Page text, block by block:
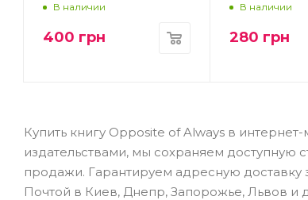
В наличии
400 грн
В наличии
280 грн
Купить книгу Opposite of Always в
издательствами, мы сохраняем доступную
продажи. Гарантируем адресную доставку
Почтой в Киев, Днепр, Запорожье, Львов и